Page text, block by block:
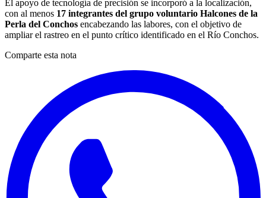
El apoyo de tecnología de precisión se incorporó a la localización,
con al menos 17 integrantes del grupo voluntario Halcones de la
Perla del Conchos encabezando las labores, con el objetivo de
ampliar el rastreo en el punto crítico identificado en el Río Conchos.
Comparte esta nota